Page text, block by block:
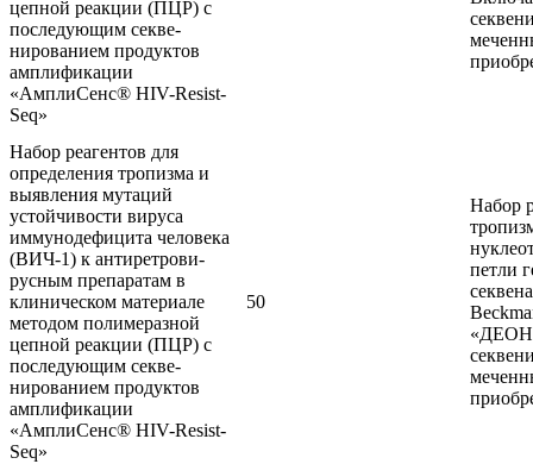
цепной реакции (ПЦР) с
последующим секве-
нированием продуктов
амплификации
«АмплиСенс® HIV-Resist-
Seq»
Набор реагентов для
определения тропизма и
выявления мутаций
устойчивости вируса
иммунодефицита человека
(ВИЧ-1) к антиретрови-
русным препаратам в
клиническом материале
методом полимеразной
цепной реакции (ПЦР) с
последующим секве-
нированием продуктов
амплификации
«АмплиСенс® HIV-Resist-
Seq»
50
Набор
петли